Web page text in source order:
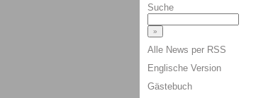
Suche
Alle News per RSS
Englische Version
Gästebuch